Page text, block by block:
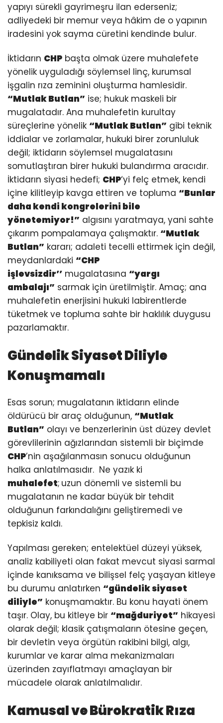
yapıyı sürekli gayrimeşru ilan ederseniz;
adliyedeki bir memur veya hâkim de o yapının
iradesini yok sayma cüretini kendinde bulur.
İktidarın CHP başta olmak üzere muhalefete
yönelik uyguladığı söylemsel linç, kurumsal
işgalin rıza zeminini oluşturma hamlesidir.
“Mutlak Butlan” ise; hukuk maskeli bir
mugalatadır. Ana muhalefetin kurultay
süreçlerine yönelik “Mutlak Butlan” gibi teknik
iddialar ve zorlamalar, hukuki birer zorunluluk
değil; iktidarın söylemsel mugalatasını
somutlaştıran birer hukuki bulandırma aracıdır.
İktidarın siyasi hedefi; CHP‘yi felç etmek, kendi
içine kilitleyip kavga ettiren ve topluma “Bunlar
daha kendi kongrelerini bile
yönetemiyor!” algısını yaratmaya, yani sahte
çıkarım pompalamaya çalışmaktır. “Mutlak
Butlan” kararı; adaleti tecelli ettirmek için değil,
meydanlardaki “CHP
işlevsizdir’’ mugalatasına “yargı
ambalajı” sarmak için üretilmiştir. Amaç; ana
muhalefetin enerjisini hukuki labirentlerde
tüketmek ve topluma sahte bir haklılık duygusu
pazarlamaktır.
Gündelik Siyaset Diliyle
Konuşmamalı
Esas sorun; mugalatanın iktidarın elinde
öldürücü bir araç olduğunun, “Mutlak
Butlan” olayı ve benzerlerinin üst düzey devlet
görevlilerinin ağızlarından sistemli bir biçimde
CHP’nin aşağılanmasın sonucu olduğunun
halka anlatılmasıdır. Ne yazık ki
muhalefet; uzun dönemli ve sistemli bu
mugalatanın ne kadar büyük bir tehdit
olduğunun farkındalığını geliştiremedi ve
tepkisiz kaldı.
Yapılması gereken; entelektüel düzeyi yüksek,
analiz kabiliyeti olan fakat mevcut siyasi sarmal
içinde kanıksama ve bilişsel felç yaşayan kitleye
bu durumu anlatırken “gündelik siyaset
diliyle” konuşmamaktır. Bu konu hayati önem
taşır. Olay, bu kitleye bir “mağduriyet” hikayesi
olarak değil; klasik çatışmaların ötesine geçen,
bir devletin veya örgütün rakibini bilgi, algı,
kurumlar ve karar alma mekanizmaları
üzerinden zayıflatmayı amaçlayan bir
mücadele olarak anlatılmalıdır.
Kamusal ve Bürokratik Rıza